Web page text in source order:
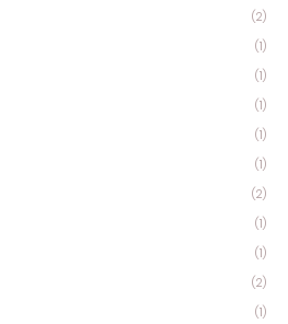
(2)
(1)
(1)
(1)
(1)
(1)
(2)
(1)
(1)
(2)
(1)